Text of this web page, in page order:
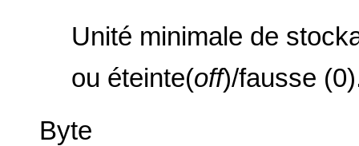
Unité minimale de
ou éteinte(off)/fausse
Byte